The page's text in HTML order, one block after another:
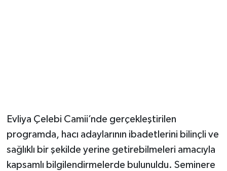
Evliya Çelebi Camii’nde gerçekleştirilen
programda, hacı adaylarının ibadetlerini bilinçli ve
sağlıklı bir şekilde yerine getirebilmeleri amacıyla
kapsamlı bilgilendirmelerde bulunuldu. Seminere